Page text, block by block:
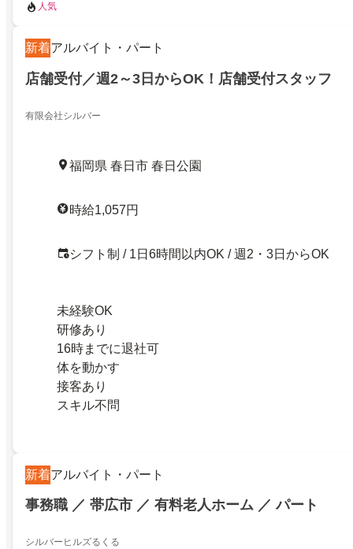
人気
新着アルバイト・パート
店舗受付／週2～3日からOK！店舗受付スタッフ
有限会社シルバー
福岡県 春日市 春日公園
時給1,057円
シフト制 / 1日6時間以内OK / 週2・3日からOK
未経験OK
研修あり
16時までに退社可
体を動かす
接客あり
スキル不問
新着アルバイト・パート
事務職 ／ 帯広市 ／ 有料老人ホーム ／ パート
シルバーヒルズるくる